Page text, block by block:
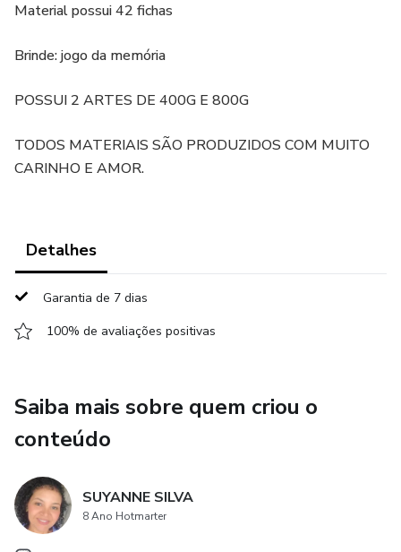
Material possui 42 fichas
Brinde: jogo da memória
POSSUI 2 ARTES DE 400G E 800G
TODOS MATERIAIS SÃO PRODUZIDOS COM MUITO
CARINHO E AMOR.
Detalhes
Garantia de 7 dias
100% de avaliações positivas
Saiba mais sobre quem criou o
conteúdo
SUYANNE SILVA
8 Ano Hotmarter